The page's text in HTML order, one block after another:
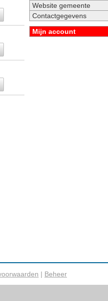
Website gemeente
Contactgegevens
Mijn account
| Beheer